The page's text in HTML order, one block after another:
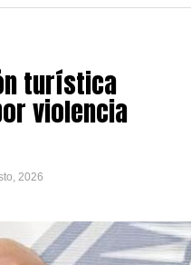
turística
violencia
2026